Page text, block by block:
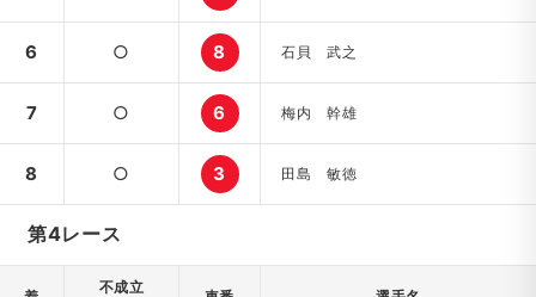
6 ○ 8 石貝 武之
7 ○ 6 梅内 幹雄
8 ○ 3 田島 敏徳
第4レース
不成立